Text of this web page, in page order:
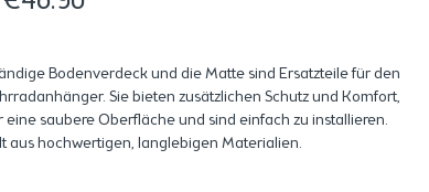
Bodenverdeck und die Matte sind Ersatzteile für den
Sie bieten zusätzlichen Schutz und Komfort,
eine saubere Oberfläche und sind einfach zu installieren.
aus hochwertigen, langlebigen Materialien.